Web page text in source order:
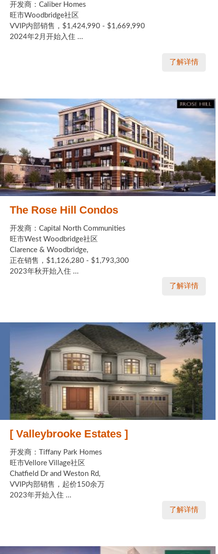
开发商：Caliber Homes
旺市Woodbridge社区
VVIP内部销售，$1,424,990 - $1,669,990
2024年2月开始入住 ...
了解详情
The Rose Hill Condos
开发商：Capital North Communities
旺市West Woodbridge社区
Clarence & Woodbridge,
正在销售，$1,126,280 - $1,793,300
2023年秋开始入住 ...
了解详情
[ Valleybrooke Estates ]
开发商：Tiffany Park Homes
旺市Vellore Village社区
Chatfield Dr and Weston Rd,
VVIP内部销售，起价150余万
2023年开始入住 ...
了解详情